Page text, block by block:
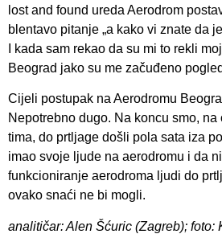
lost and found ureda Aerodrom
blentavo pitanje „a kako vi znate da
I kada sam rekao da su mi to rekli
Beograd jako su me začuđeno
Cijeli postupak na Aerodromu
Nepotrebno dugo. Na koncu smo,
tima, do prtljage došli pola sata iza
imao svoje ljude na aerodromu i da
funkcioniranje aerodroma ljudi do
ovako snaći ne bi mogli.
analitičar: Alen Šćuric (Zagreb); foto: